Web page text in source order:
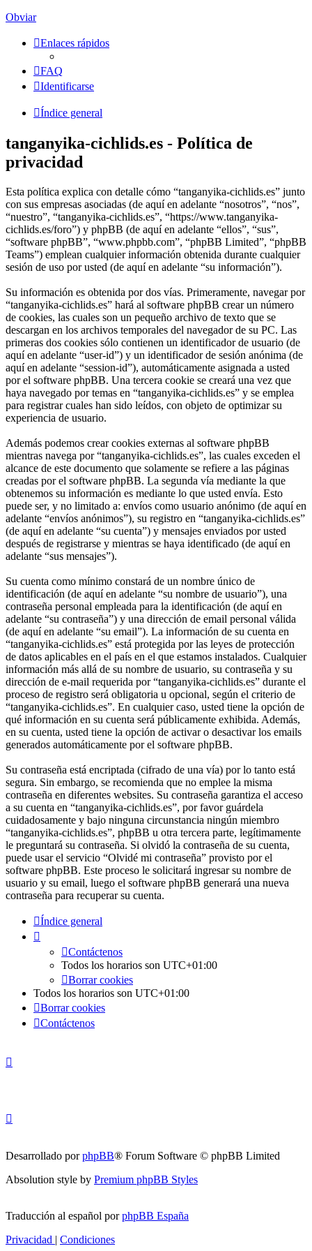
Obviar
Enlaces rápidos
FAQ
Identificarse
Índice general
tanganyika-cichlids.es - Política de
privacidad
Esta política explica con detalle cómo “tanganyika-cichlids.es” junto
con sus empresas asociadas (de aquí en adelante “nosotros”, “nos”,
“nuestro”, “tanganyika-cichlids.es”, “https://www.tanganyika-
cichlids.es/foro”) y phpBB (de aquí en adelante “ellos”, “sus”,
“software phpBB”, “www.phpbb.com”, “phpBB Limited”, “phpBB
Teams”) emplean cualquier información obtenida durante cualquier
sesión de uso por usted (de aquí en adelante “su información”).
Su información es obtenida por dos vías. Primeramente, navegar por
“tanganyika-cichlids.es” hará al software phpBB crear un número
de cookies, las cuales son un pequeño archivo de texto que se
descargan en los archivos temporales del navegador de su PC. Las
primeras dos cookies sólo contienen un identificador de usuario (de
aquí en adelante “user-id”) y un identificador de sesión anónima (de
aquí en adelante “session-id”), automáticamente asignada a usted
por el software phpBB. Una tercera cookie se creará una vez que
haya navegado por temas en “tanganyika-cichlids.es” y se emplea
para registrar cuales han sido leídos, con objeto de optimizar su
experiencia de usuario.
Además podemos crear cookies externas al software phpBB
mientras navega por “tanganyika-cichlids.es”, las cuales exceden el
alcance de este documento que solamente se refiere a las páginas
creadas por el software phpBB. La segunda vía mediante la que
obtenemos su información es mediante lo que usted envía. Esto
puede ser, y no limitado a: envíos como usuario anónimo (de aquí en
adelante “envíos anónimos”), su registro en “tanganyika-cichlids.es”
(de aquí en adelante “su cuenta”) y mensajes enviados por usted
después de registrarse y mientras se haya identificado (de aquí en
adelante “sus mensajes”).
Su cuenta como mínimo constará de un nombre único de
identificación (de aquí en adelante “su nombre de usuario”), una
contraseña personal empleada para la identificación (de aquí en
adelante “su contraseña”) y una dirección de email personal válida
(de aquí en adelante “su email”). La información de su cuenta en
“tanganyika-cichlids.es” está protegida por las leyes de protección
de datos aplicables en el país en el que estamos instalados. Cualquier
información más allá de su nombre de usuario, su contraseña y su
dirección de e-mail requerida por “tanganyika-cichlids.es” durante el
proceso de registro será obligatoria u opcional, según el criterio de
“tanganyika-cichlids.es”. En cualquier caso, usted tiene la opción de
qué información en su cuenta será públicamente exhibida. Además,
en su cuenta, usted tiene la opción de activar o desactivar los emails
generados automáticamente por el software phpBB.
Su contraseña está encriptada (cifrado de una vía) por lo tanto está
segura. Sin embargo, se recomienda que no emplee la misma
contraseña en diferentes websites. Su contraseña garantiza el acceso
a su cuenta en “tanganyika-cichlids.es”, por favor guárdela
cuidadosamente y bajo ninguna circunstancia ningún miembro
“tanganyika-cichlids.es”, phpBB u otra tercera parte, legítimamente
le preguntará su contraseña. Si olvidó la contraseña de su cuenta,
puede usar el servicio “Olvidé mi contraseña” provisto por el
software phpBB. Este proceso le solicitará ingresar su nombre de
usuario y su email, luego el software phpBB generará una nueva
contraseña para recuperar su cuenta.
Índice general
Contáctenos
Todos los horarios son UTC+01:00
Borrar cookies
Todos los horarios son UTC+01:00
Borrar cookies
Contáctenos
Desarrollado porphpBB® Forum Software © phpBB Limited
Absolution style by Premium phpBB Styles
Traducción al español porphpBB España
Privacidad | Condiciones